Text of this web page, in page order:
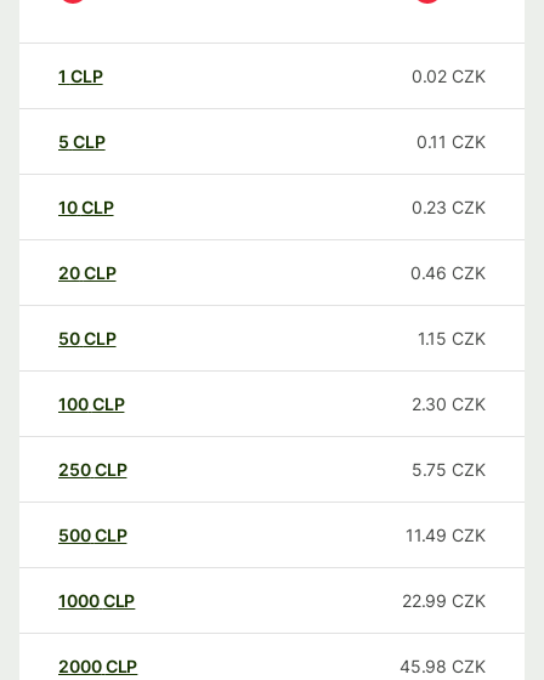
1 CLP 0.02 CZK
5 CLP 0.11 CZK
10CLP 0.23 CZK
20CLP 0.46 CZK
50CLP 1.15 CZK
100CLP 2.30 CZK
250CLP 5.75 CZK
500CLP 11.49 CZK
1000CLP 22.99 CZK
2000CLP 45.98 CZK